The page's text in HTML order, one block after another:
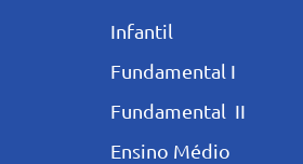
Infantil
Fundamental I
Fundamental II
Ensino Médio